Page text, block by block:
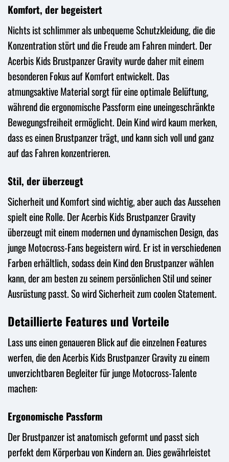
Komfort, der begeistert
Nichts ist schlimmer als unbequeme Schutzkleidung, die die
Konzentration stört und die Freude am Fahren mindert. Der
Acerbis Kids Brustpanzer Gravity wurde daher mit einem
besonderen Fokus auf Komfort entwickelt. Das
atmungsaktive Material sorgt für eine optimale Belüftung,
während die ergonomische Passform eine uneingeschränkte
Bewegungsfreiheit ermöglicht. Dein Kind wird kaum merken,
dass es einen Brustpanzer trägt, und kann sich voll und ganz
auf das Fahren konzentrieren.
Stil, der überzeugt
Sicherheit und Komfort sind wichtig, aber auch das Aussehen
spielt eine Rolle. Der Acerbis Kids Brustpanzer Gravity
überzeugt mit einem modernen und dynamischen Design, das
junge Motocross-Fans begeistern wird. Er ist in verschiedenen
Farben erhältlich, sodass dein Kind den Brustpanzer wählen
kann, der am besten zu seinem persönlichen Stil und seiner
Ausrüstung passt. So wird Sicherheit zum coolen Statement.
Detaillierte Features und Vorteile
Lass uns einen genaueren Blick auf die einzelnen Features
werfen, die den Acerbis Kids Brustpanzer Gravity zu einem
unverzichtbaren Begleiter für junge Motocross-Talente
machen:
Ergonomische Passform
Der Brustpanzer ist anatomisch geformt und passt sich
perfekt dem Körperbau von Kindern an. Dies gewährleistet